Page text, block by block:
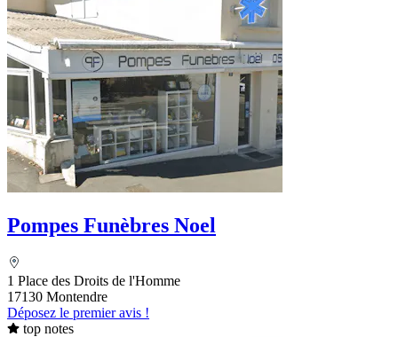
Pompes Funèbres Noel
1 Place des Droits de l'Homme
17130 Montendre
Déposez le premier avis !
top notes